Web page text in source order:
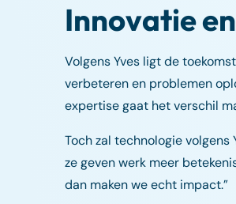
Innovatie
Volgens Yves ligt de
verbeteren en problemen
expertise gaat het verschil
Toch zal technologie
ze geven werk meer
dan maken we echt impact.”